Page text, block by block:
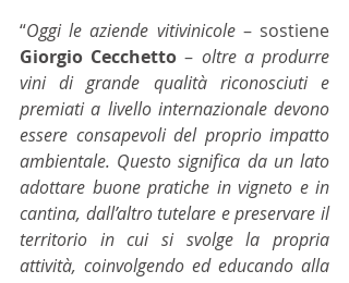
“Oggi le aziende vitivinicole
Giorgio Cecchetto – oltre a produrre
vini di grande qualità riconosciuti e
premiati a livello internazionale devono
essere consapevoli del proprio impatto
ambientale. Questo significa da un lato
adottare buone pratiche in vigneto e in
cantina, dall’altro tutelare e preservare il
territorio in cui si svolge la propria
attività, coinvolgendo ed educando alla